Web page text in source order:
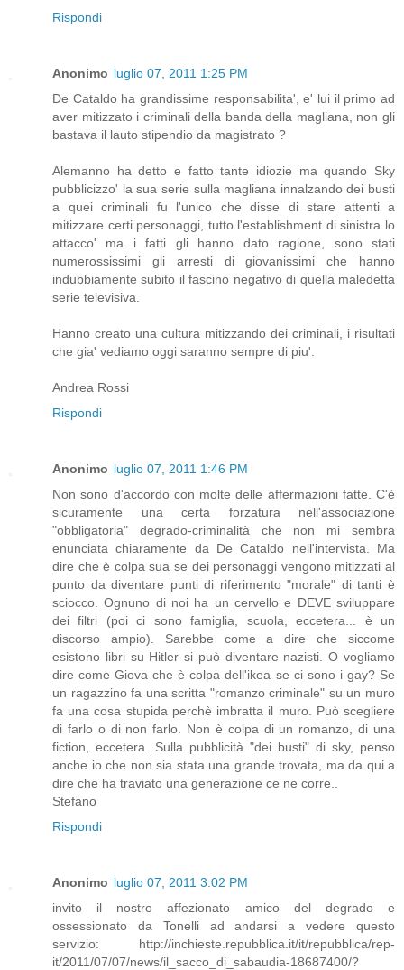
Rispondi
Anonimo luglio 07, 2011 1:25 PM
De Cataldo ha grandissime responsabilita', e' lui il primo ad
aver mitizzato i criminali della banda della magliana, non gli
bastava il lauto stipendio da magistrato ?
Alemanno ha detto e fatto tante idiozie ma quando Sky
pubblicizzo' la sua serie sulla magliana innalzando dei busti
a quei criminali fu l'unico che disse di stare attenti a
mitizzare certi personaggi, tutto l'establishment di sinistra lo
attacco' ma i fatti gli hanno dato ragione, sono stati
numerossissimi gli arresti di giovanissimi che hanno
indubbiamente subito il fascino negativo di quella maledetta
serie televisiva.
Hanno creato una cultura mitizzando dei criminali, i risultati
che gia' vediamo oggi saranno sempre di piu'.
Andrea Rossi
Rispondi
Anonimo luglio 07, 2011 1:46 PM
Non sono d'accordo con molte delle affermazioni fatte. C'è
sicuramente una certa forzatura nell'associazione
"obbligatoria" degrado-criminalità che non mi sembra
enunciata chiaramente da De Cataldo nell'intervista. Ma
dire che è colpa sua se dei personaggi vengono mitizzati al
punto da diventare punti di riferimento "morale" di tanti è
sciocco. Ognuno di noi ha un cervello e DEVE sviluppare
dei filtri (poi ci sono famiglia, scuola, eccetera... è un
discorso ampio). Sarebbe come a dire che siccome
esistono libri su Hitler si può diventare nazisti. O vogliamo
dire come Giova che è colpa dell'ikea se ci sono i gay? Se
un ragazzino fa una scritta "romanzo criminale" su un muro
fa una cosa stupida perchè imbratta il muro. Può scegliere
di farlo o di non farlo. Non è colpa di un romanzo, di una
fiction, eccetera. Sulla pubblicità "dei busti" di sky, penso
anche io che non sia stata una grande trovata, ma da qui a
dire che ha traviato una generazione ce ne corre..
Stefano
Rispondi
Anonimo luglio 07, 2011 3:02 PM
invito il nostro affezionato amico del degrado e
ossessionato da Tonelli ad andarsi a vedere questo
servizio: http://inchieste.repubblica.it/it/repubblica/rep-
it/2011/07/07/news/il_sacco_di_sabaudia-18687400/?